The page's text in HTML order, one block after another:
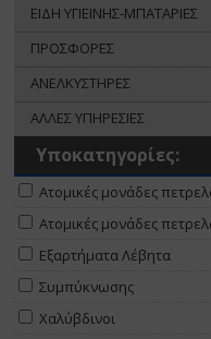
ΕΙΔΗ ΥΓΙΕΙΝΗΣ-ΜΠΑΤΑΡΙΕΣ
ΠΡΟΣΦΟΡΕΣ
ΑΝΕΛΚΥΣΤΗΡΕΣ
ΑΛΛΕΣ ΥΠΗΡΕΣΙΕΣ
Υποκατηγορίες:
Ατομικές μονάδες
Ατομικές μονάδες
Εξαρτήματα Λέβητα
Συμπύκνωσης
Χαλύβδινοι